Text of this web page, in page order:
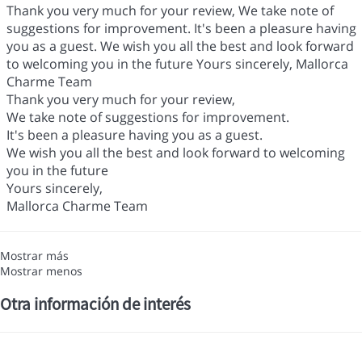
Thank you very much for your review, We take note of
suggestions for improvement. It's been a pleasure having
you as a guest. We wish you all the best and look forward
to welcoming you in the future Yours sincerely, Mallorca
Charme Team
Thank you very much for your review,
We take note of suggestions for improvement.
It's been a pleasure having you as a guest.
We wish you all the best and look forward to welcoming
you in the future
Yours sincerely,
Mallorca Charme Team
Mostrar más
Mostrar menos
Otra información de interés